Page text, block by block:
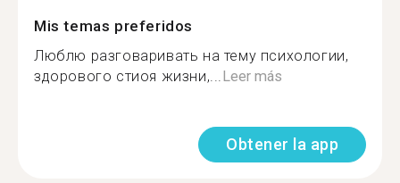
Mis temas preferidos
Люблю разговаривать на тему психологии,
здорового стиоя жизни,... Leer más
Obtener la app